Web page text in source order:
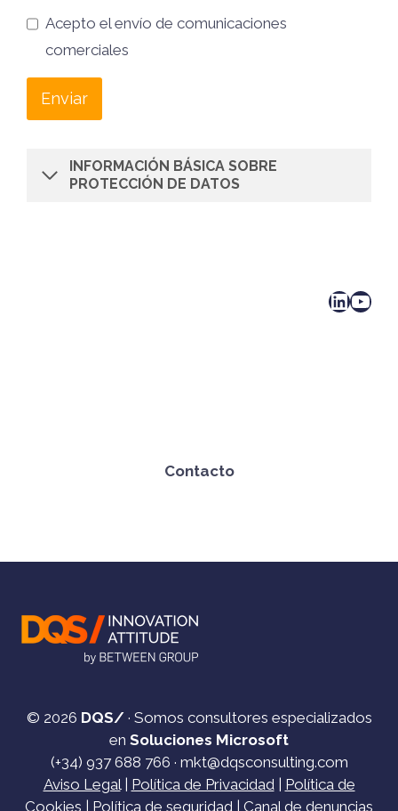
Acepto el envío de comunicaciones
comerciales
Enviar
INFORMACIÓN BÁSICA SOBRE
PROTECCIÓN DE DATOS
LinkedIn YouTube
Contacto
© 2026 DQS/· Somos consultores especializados
en Soluciones Microsoft
(+34) 937 688 766 · mkt@dqsconsulting.com
Aviso Legal| Política de Privacidad| Política de
Cookies
Política de seguridad Canal de denuncias